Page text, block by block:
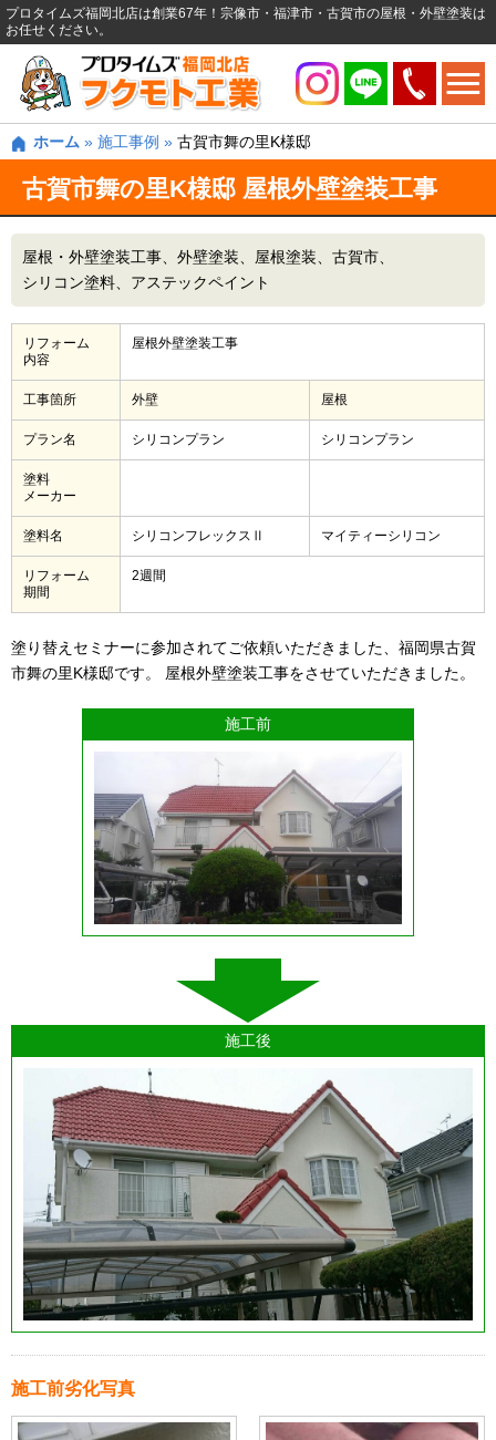
プロタイムズ福岡北店は創業67年！宗像市・福津市・古賀市の屋根・外壁塗装は
お任せください。
ホーム » 施工事例 » 古賀市舞の里K様邸
古賀市舞の里K様邸 屋根外壁塗装工事
屋根・外壁塗装工事 外壁塗装 屋根塗装
古賀市
シリコン塗料
アステックペイント
リフォーム
内容
屋根外壁塗装工事
工事箇所 外壁 屋根
プラン名 シリコンプラン シリコンプラン
塗料
メーカー
塗料名 シリコンフレックスⅡ マイティーシリコン
リフォーム
期間
2週間
塗り替えセミナーに参加されてご依頼いただきました、福岡県古賀
市舞の里K様邸です。 屋根外壁塗装工事をさせていただきました。
施工前
施工後
施工前劣化写真